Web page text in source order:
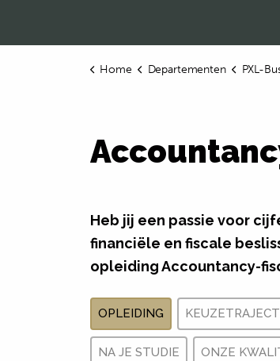
Home Departementen PXL-
Heb jij een passie voor
financiële en fiscale
opleiding Accountancy-
OPLEIDING
NA JE STUDIE ONZE